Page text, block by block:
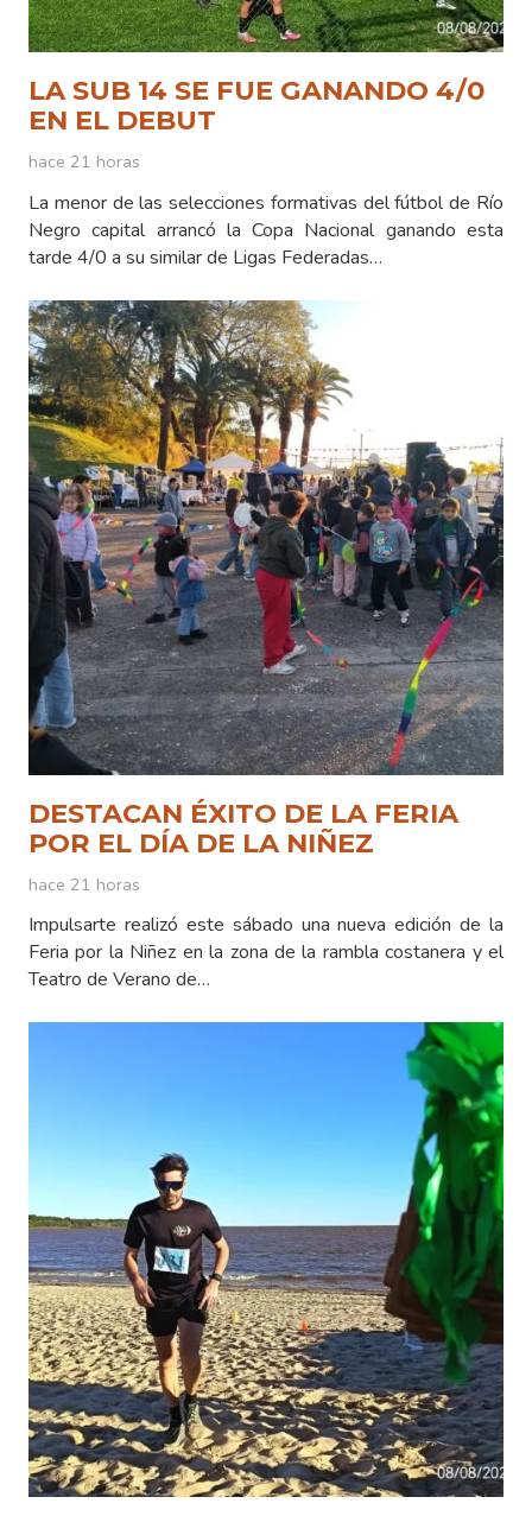
LA SUB 14 SE FUE GANANDO 4/0
EN EL DEBUT
hace 21 horas
La menor de las selecciones formativas del fútbol de Río
Negro capital arrancó la Copa Nacional ganando esta
tarde 4/0 a su similar de Ligas Federadas…
DESTACAN ÉXITO DE LA FERIA
POR EL DÍA DE LA NIÑEZ
hace 21 horas
Impulsarte realizó este sábado una nueva edición de la
Feria por la Niñez en la zona de la rambla costanera y el
Teatro de Verano de…